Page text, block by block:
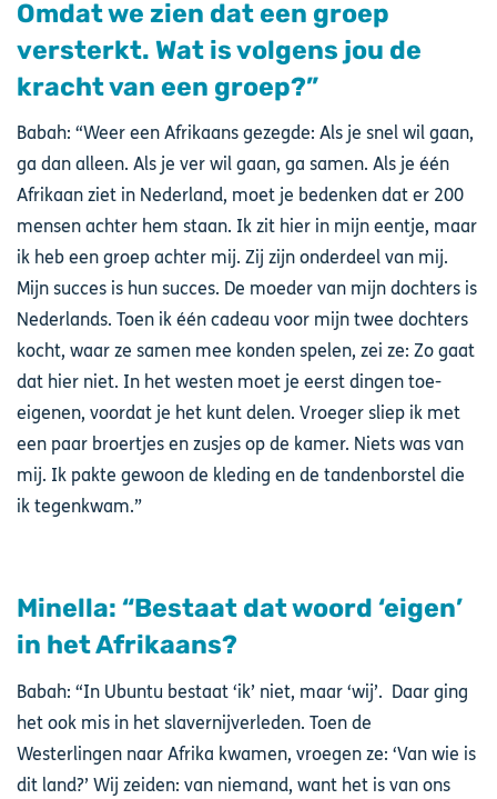
Omdat we zien dat een groep
versterkt. Wat is volgens jou de
kracht van een groep?”
Babah: “Weer een Afrikaans gezegde: Als je snel wil gaan,
ga dan alleen. Als je ver wil gaan, ga samen. Als je één
Afrikaan ziet in Nederland, moet je bedenken dat er 200
mensen achter hem staan. Ik zit hier in mijn eentje, maar
ik heb een groep achter mij. Zij zijn onderdeel van mij.
Mijn succes is hun succes. De moeder van mijn dochters is
Nederlands. Toen ik één cadeau voor mijn twee dochters
kocht, waar ze samen mee konden spelen, zei ze: Zo gaat
dat hier niet. In het westen moet je eerst dingen toe-
eigenen, voordat je het kunt delen. Vroeger sliep ik met
een paar broertjes en zusjes op de kamer. Niets was van
mij. Ik pakte gewoon de kleding en de tandenborstel die
ik tegenkwam.”
Minella: “Bestaat dat woord ‘eigen’
in het Afrikaans?
Babah: “In Ubuntu bestaat ‘ik’ niet, maar ‘wij’. Daar ging
het ook mis in het slavernijverleden. Toen de
Westerlingen naar Afrika kwamen, vroegen ze: ‘Van wie is
dit land?’ Wij zeiden: van niemand, want het is van ons